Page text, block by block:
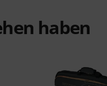
haben